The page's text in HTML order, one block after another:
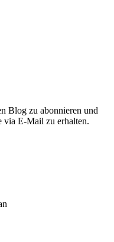
Blog zu abonnieren und
via E-Mail zu erhalten.